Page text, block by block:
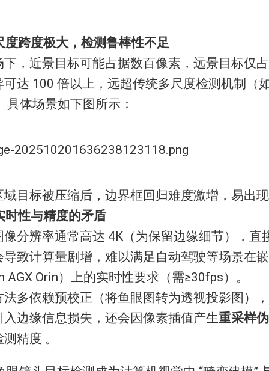
度跨度极大，检测鲁棒性不足
下，近景目标可能占据数百像素，远景目标仅
可达 100 倍以上，远超传统多尺度检测机制（
具体场景如下图所示：
域目标被压缩后，边界框回归难度激增，易出
时性与精度的矛盾
像分辨率通常高达 4K（为保留边缘细节），直
导致计算量剧增，难以满足自动驾驶等场景在
AGX Orin）上的实时性要求（需≥30fps）。
法多依赖预校正（将鱼眼图转为透视投影图）
入边缘信息损失，还会因像素插值产生重采样
精度 。